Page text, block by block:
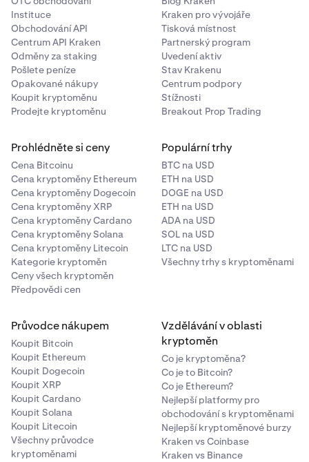
Další výzva ověří, zda je zpráva platná.
Trezoru.
8
Jakmile je zpráva podepsána, rozhraní Trezoru
zobrazí podpis. Zkopírujte poskytnutý podpis. Ten
použijete k potvrzení zprávy.
Ověřte svou podepsanou zprávu
ověření zprávy. Poté klikněte na tři tečky a zvolte
Sign & Verify
2
Zkopírujte a vložte svou podepsanou zprávu do pole
pro zprávu. Do pole Adresa vložte adresu, která byla
použita k podpisu zprávy. Až budete hotovi, vložte
podpis do pole Podpis. Vyberte " Verify
3
Pokud je vše provedeno správně, vaše zařízení
Trezor by mělo zobrazit začátek zprávy. V opačném
případě zobrazí Trezor Suite chybovou zprávu.
Po ověření podpisu na vašem Trezoru se na
obrazovce vašeho počítače zobrazí "
verified".
Instituce
Obchodování API
Centrum API Kraken
Odměny za staking
Pošlete peníze
Opakované nákupy
Koupit kryptoměnu
Prodejte kryptoměnu
Kraken pro vývojáře
Tisková místnost
Partnerský program
Uvedení aktiv
Stav Krakenu
Centrum podpory
Stížnosti
Breakout Prop Trading
Prohlédněte si ceny
Cena Bitcoinu
Cena kryptoměny Ethereum
Cena kryptoměny Dogecoin
Cena kryptoměny XRP
Cena kryptoměny Cardano
Cena kryptoměny Solana
Cena kryptoměny Litecoin
Kategorie kryptoměn
Ceny všech kryptoměn
Předpovědi cen
Populární trhy
BTC na USD
ETH na USD
DOGE na USD
ETH na USD
ADA na USD
SOL na USD
LTC na USD
Všechny trhy s kryptoměnami
Průvodce nákupem
Koupit Bitcoin
Koupit Ethereum
Koupit Dogecoin
Koupit XRP
Koupit Cardano
Koupit Solana
Koupit Litecoin
Všechny průvodce
kryptoměnami
Vzdělávání v oblasti
kryptoměn
Co je kryptoměna?
Co je to Bitcoin?
Co je Ethereum?
Nejlepší platformy pro
obchodování s kryptoměnami
Nejlepší kryptoměnové burzy
Kraken vs Coinbase
Kraken vs Binance